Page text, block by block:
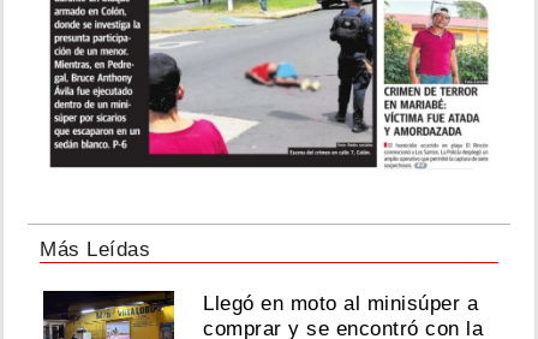
Más Leídas
Llegó en moto al minisúper a
comprar y se encontró con la